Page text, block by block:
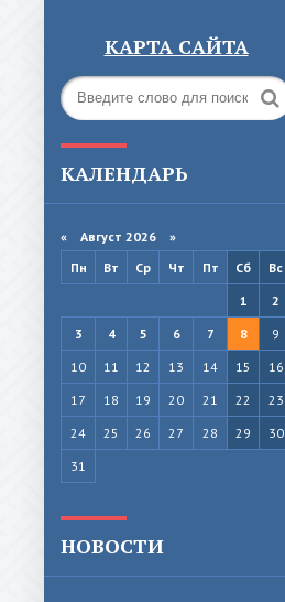
КАРТА САЙТА
КАЛЕНДАРЬ
« Август 2026 »
Пн
Вт Ср Чт Пт Сб
Вс
1
2
3
4 5 6 7 8
9
10
11 12 13 14 15
16
17
18 19 20 21 22
23
24
25 26 27 28 29
30
31
НОВОСТИ